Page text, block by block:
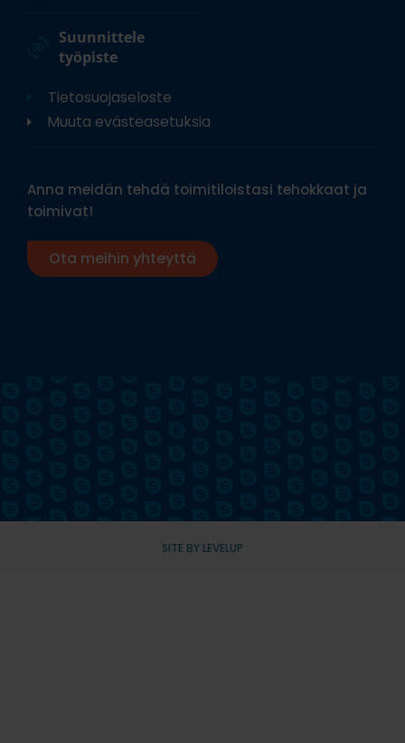
Suunnittele
työpiste
Tietosuojaseloste
Muuta evästeasetuksia
Anna meidän tehdä toimitiloistasi tehokkaat ja
toimivat!
Ota meihin yhteyttä
SITE BY LEVELUP